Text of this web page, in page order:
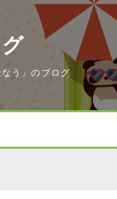
う」のブログ